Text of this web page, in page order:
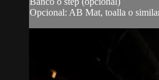
Opcional: AB Mat, toalla o